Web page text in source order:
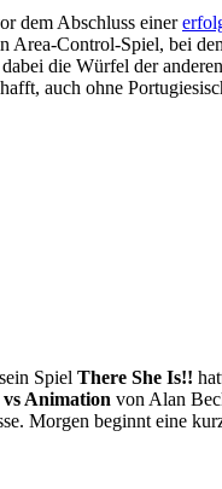
dem Abschluss einer
Area-Control-Spiel, bei
die Würfel der
auch ohne
Spiel There She Is!!
Animation von Alan
Morgen beginnt eine